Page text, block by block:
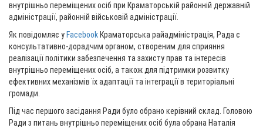
внутрішньо переміщених осіб при Краматорській районній державній
адміністрації, районній військовій адміністрації.
Як повідомляє у Facebook Краматорська райадміністрація, Рада є
консультативно-дорадчим органом, створеним для сприяння
реалізації політики забезпечення та захисту прав та інтересів
внутрішньо переміщених осіб, а також для підтримки розвитку
ефективних механізмів їх адаптації та інтеграції в територіальні
громади.
Під час першого засідання Ради було обрано керівний склад. Головою
Ради з питань внутрішньо переміщених осіб була обрана Наталія